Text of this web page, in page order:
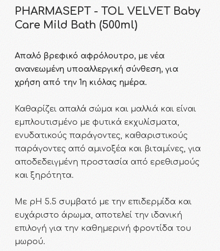
PHARMASEPT - TOL VELVET Baby
Care Mild Bath (500ml)
Απαλό βρεφικό αφρόλουτρο, με νέα
ανανεωμένη υποαλλεργική σύνθεση, για
χρήση από την 1η κιόλας ημέρα.
Καθαρίζει απαλά σώμα και μαλλιά και είναι
εμπλουτισμένο με φυτικά εκχυλίσματα,
ενυδατικούς παράγοντες, καθαριστικούς
παράγοντες από αμινοξέα και βιταμίνες, για
αποδεδειγμένη προστασία από ερεθισμούς
και ξηρότητα.
Με pH 5.5 συμβατό με την επιδερμίδα και
ευχάριστο άρωμα, αποτελεί την ιδανική
επιλογή για την καθημερινή φροντίδα του
μωρού.